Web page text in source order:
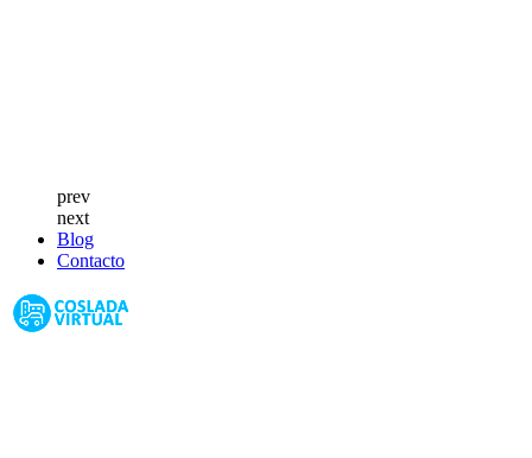
prev
next
Blog
Contacto